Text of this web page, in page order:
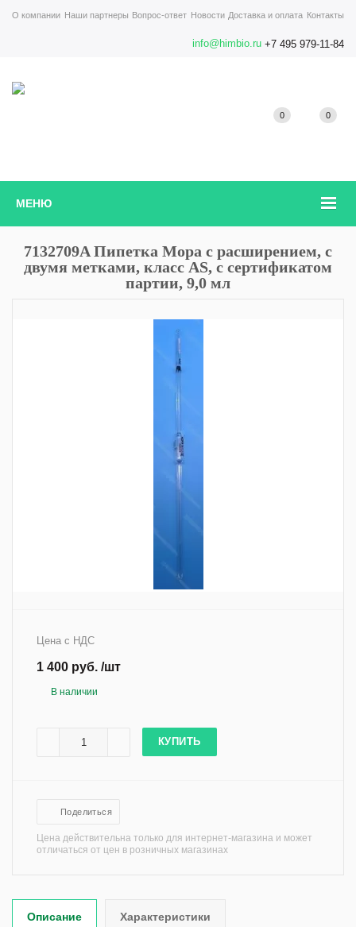
О компании Наши партнеры Вопрос-ответ Новости Доставка и оплата Контакты
info@himbio.ru +7 495 979-11-84
МЕНЮ
0 0
7132709A Пипетка Мора с расширением, с
двумя метками, класс AS, с сертификатом
партии, 9,0 мл
7132709A
Цена с НДС
1 400 руб. /шт
В наличии
КУПИТЬ
Поделиться
Цена действительна только для интернет-магазина и может
отличаться от цен в розничных магазинах
Описание Характеристики